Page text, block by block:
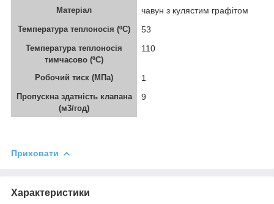
Матеріал чавун з кулястим графітом
Температура теплоносія (ºC) 53
Температура теплоносія
тимчасово (ºC)
110
Робочий тиск (МПа) 1
Пропускна здатність клапана
(м3/год)
9
Приховати
Характеристики